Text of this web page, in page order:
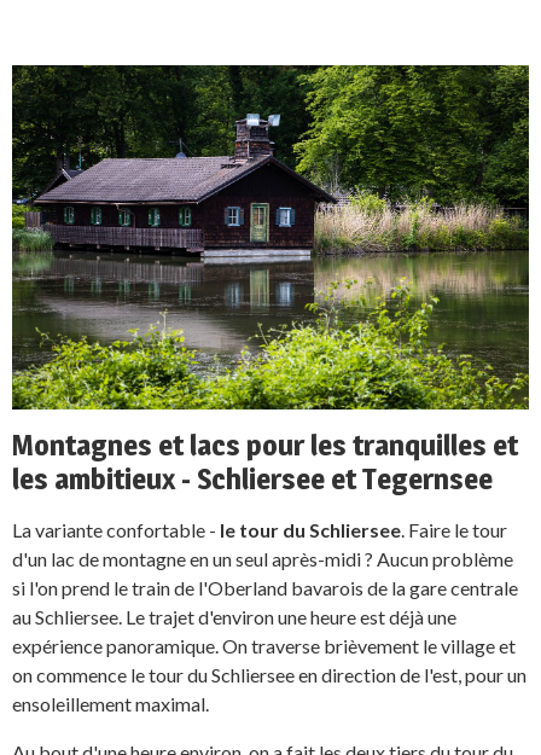
Montagnes et lacs pour les tranquilles et
les ambitieux - Schliersee et Tegernsee
La variante confortable - le tour du Schliersee. Faire le tour
d'un lac de montagne en un seul après-midi ? Aucun problème
si l'on prend le train de l'Oberland bavarois de la gare centrale
au Schliersee. Le trajet d'environ une heure est déjà une
expérience panoramique. On traverse brièvement le village et
on commence le tour du Schliersee en direction de l'est, pour un
ensoleillement maximal.